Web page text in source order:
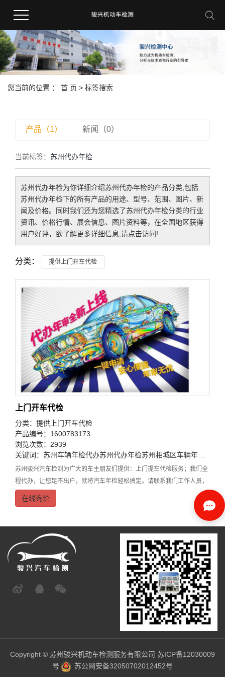
您当前的位置 ： 首 页 > 标签搜索
产品（1） 新闻（0）
当前标签： 苏州代办年检
苏州代办年检为你详细介绍苏州代办年检的产品分类,包括
苏州代办年检下的所有产品的用途、型号、范围、图片、新
闻及价格。同时我们还为您精选了苏州代办年检分类的行业
资讯、价格行情、展会信息、图片资料等，在全国地区获得
用户好评，欲了解更多详细信息,请点击访问!
分类： 提供上门开车代检
上门开车代检
分类： 提供上门开车代检
产品编号：1600783173
浏览次数：2939
关键词： 苏州车辆年检代办苏州代办年检苏州相城区车辆年检代办
苏州骏兴汽车检测为广大的车主朋友们提供：上门提车代检服务；我们全
程代办，让您足不出户，就将汽车年检轻松搞定。请联系我们工作人员，
仅需0.5个工作日帮您搞定！我们会有专业的工作人员上门服务，办完年
检把您的爱车再送回家。
在线询价
Copyright © 苏州骏兴机动车检测服务有限公司 苏ICP备12030009
号
苏公网安备32050702012452号